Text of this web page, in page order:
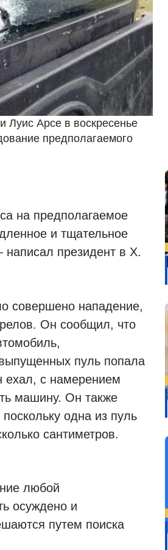
Луис Арсе в воскресенье
предполагаемого
на предполагаемое
и тщательное
президент в X.
совершено нападение,
Он сообщил, что
пуль попала
ехал, с намерением
машину. Он также
одна из пуль
сантиметров.
любой
осуждено и
путем поиска